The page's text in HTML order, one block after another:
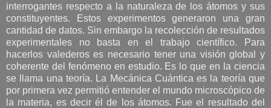
interrogantes respecto a la naturaleza de los átomos y sus
constituyentes. Estos experimentos generaron una gran
cantidad de datos. Sin embargo la recolección de resultados
experimentales no basta en el trabajo científico. Para
hacerlos valederos es necesario tener una visión global y
coherente del fenómeno en estudio. Es lo que en la ciencia
se llama una teoría. La Mecánica Cuántica es la teoría que
por primera vez permitió entender el mundo microscópico de
la materia, es decir él de los átomos. Fue el resultado del